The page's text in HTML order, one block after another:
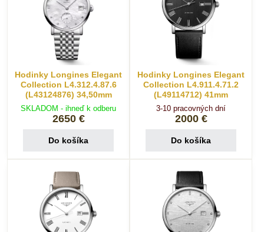
Hodinky Longines Elegant
Collection L4.312.4.87.6
(L43124876) 34,50mm
SKLADOM - ihneď k odberu
2650 €
Do košíka
Hodinky Longines Elegant
Collection L4.911.4.71.2
(L49114712) 41mm
3-10 pracovných dní
2000 €
Do košíka